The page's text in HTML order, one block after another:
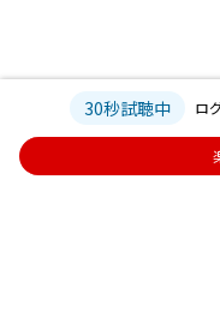
30秒試聴中 ロ